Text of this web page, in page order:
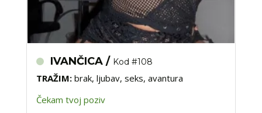
IVANČICA /
Čekam tvoj poziv